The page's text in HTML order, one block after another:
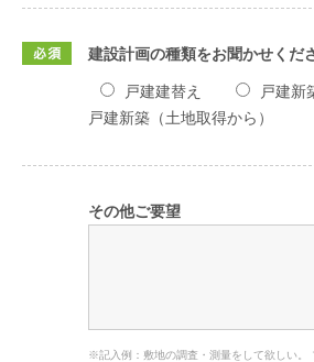
建設計画の種類をお聞かせくだ
戸建建替え
戸建新
戸建新築（土地取得から）
その他ご要望
※記入例：敷地の調査・測量をして欲しい。